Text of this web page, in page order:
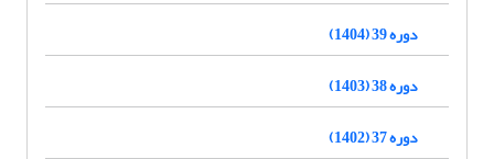
دوره 39 (1404)
دوره 38 (1403)
دوره 37 (1402)